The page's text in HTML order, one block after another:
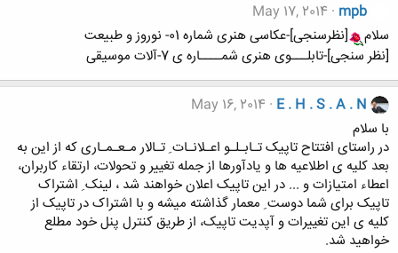
mpb
May 17, 2014
سلام
[نظرسنجی]-عکاسی هنری شماره 01- نوروز و طبیعت
[نظر سنجی]-تابلـــوی هنری شمــــاره ی 7-آلات موسیقی
E . H . S . A . N
May 16, 2014
با سلام
در راستای افتتاح تاپیک تـابـلـو اعـلانـات ِ تـالار مـعـمـاری که از این به
بعد کلیه ی اطلاعیه ها و یادآورها از جمله تغییر و تحولات، ارتقاء کاربران،
اعطاء امتیازات و ... در این تاپیک اعلان خواهند شد ، لینک ِ اشتراک
تاپیک برای شما دوست ِ معمار گذاشته میشه و با اشتراک در تاپیک از
کلیه ی این تغییرات و آپدیت تاپیک، از طریق کنترل پنل خود مطلع
خواهید شد.